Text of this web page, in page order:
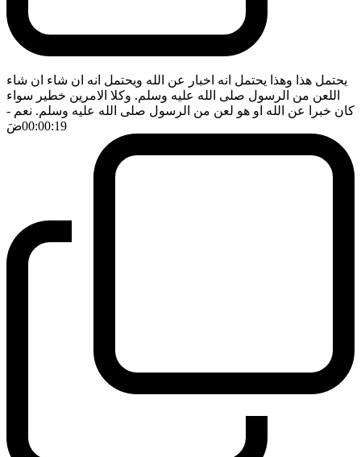
يحتمل هذا وهذا يحتمل انه اخبار عن الله ويحتمل انه ان شاء ان شاء
اللعن من الرسول صلى الله عليه وسلم. وكلا الامرين خطير سواء
كان خبرا عن الله او هو لعن من الرسول صلى الله عليه وسلم. نعم -
00:00:19ضَ